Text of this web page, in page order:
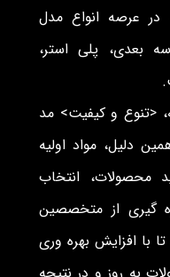
در عرصه انواع مدل
بعدی، پلی استر،
<تنوع و کیفیت> مد
دلیل، مواد اولیه
محصولات، انتخاب
گیری از متخصصین
با افزایش بهره وری